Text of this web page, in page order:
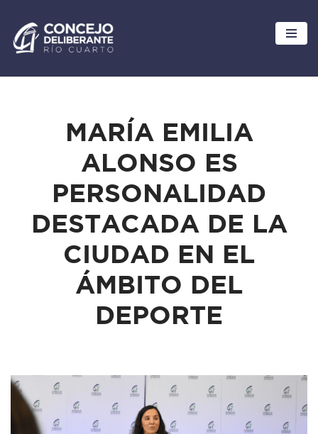
Ir
al
MARÍA EMILIA
ALONSO ES
PERSONALIDAD
DESTACADA DE LA
CIUDAD EN EL
ÁMBITO DEL
DEPORTE